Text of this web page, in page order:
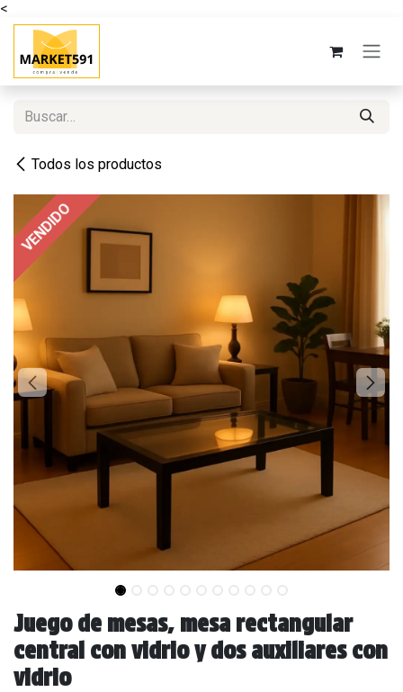
<
Ir al contenido
Todos los productos
VENDIDO
Juego de mesas, mesa rectangular
central con vidrio y dos auxiliares con
vidrio